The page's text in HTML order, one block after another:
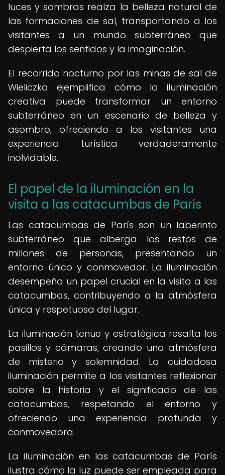
luces y sombras realza la belleza natural de
las formaciones de sal, transportando a los
visitantes a un mundo subterráneo que
despierta los sentidos y la imaginación.
El recorrido nocturno por las minas de sal de
Wieliczka ejemplifica cómo la iluminación
creativa puede transformar un entorno
subterráneo en un escenario de belleza y
asombro, ofreciendo a los visitantes una
experiencia turística verdaderamente
inolvidable.
El papel de la iluminación en la
visita a las catacumbas de París
Las catacumbas de París son un laberinto
subterráneo que alberga los restos de
millones de personas, presentando un
entorno único y conmovedor. La iluminación
desempeña un papel crucial en la visita a las
catacumbas, contribuyendo a la atmósfera
única y respetuosa del lugar.
La iluminación tenue y estratégica resalta los
pasillos y cámaras, creando una atmósfera
de misterio y solemnidad. La cuidadosa
iluminación permite a los visitantes reflexionar
sobre la historia y el significado de las
catacumbas, respetando el entorno y
ofreciendo una experiencia profunda y
conmovedora.
La iluminación en las catacumbas de París
ilustra cómo la luz puede ser empleada para